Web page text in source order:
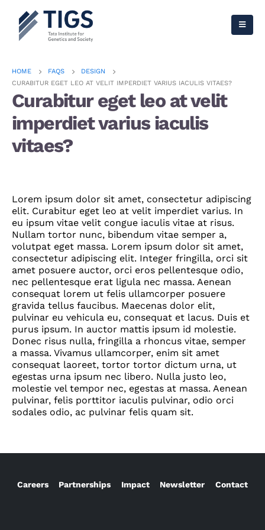
HOME FAQS
DESIGN
CURABITUR EGET LEO AT VELIT IMPERDIET VARIUS IACULIS VITAES?
Curabitur eget leo at velit
imperdiet varius iaculis
vitaes?
Lorem ipsum dolor sit amet, consectetur adipiscing
elit. Curabitur eget leo at velit imperdiet varius. In
eu ipsum vitae velit congue iaculis vitae at risus.
Nullam tortor nunc, bibendum vitae semper a,
volutpat eget massa. Lorem ipsum dolor sit amet,
consectetur adipiscing elit. Integer fringilla, orci sit
amet posuere auctor, orci eros pellentesque odio,
nec pellentesque erat ligula nec massa. Aenean
consequat lorem ut felis ullamcorper posuere
gravida tellus faucibus. Maecenas dolor elit,
pulvinar eu vehicula eu, consequat et lacus. Duis et
purus ipsum. In auctor mattis ipsum id molestie.
Donec risus nulla, fringilla a rhoncus vitae, semper
a massa. Vivamus ullamcorper, enim sit amet
consequat laoreet, tortor tortor dictum urna, ut
egestas urna ipsum nec libero. Nulla justo leo,
molestie vel tempor nec, egestas at massa. Aenean
pulvinar, felis porttitor iaculis pulvinar, odio orci
sodales odio, ac pulvinar felis quam sit.
Careers Partnerships Impact Newsletter Contact